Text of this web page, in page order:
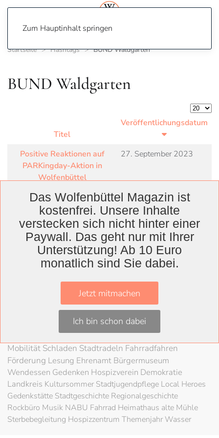
Zum Hauptinhalt springen
Startseite Hashtags BUND Waldgarten
BUND Waldgarten
Titel
Veröffentlichungsdatum
Positive Reaktionen auf
PARKingday-Aktion in
Wolfenbüttel
27. September 2023
WolfenbüttelLandkreis
WolfenbüttelLessingtheater Ausstellung
Herzog August BibliothekNachhaltigkeit
KunstvereinMuseum
Braunschweigische LandschaftHABSchloss
80 Jahre KriegsendeLiteratur
SchöppenstedtUmweltschutzLAG Rock
Mobilität Schladen Stadtradeln Fahrradfahren
Förderung Lesung Ehrenamt Bürgermuseum
Wendessen Gedenken Hospizverein Demokratie
Landkreis KultursommerStadtjugendpflege Local Heroes
Gedenkstätte Stadtgeschichte Regionalgeschichte
Rockbüro Musik NABU Fahrrad Heimathaus alte Mühle
Sterbebegleitung Hospizzentrum Themenjahr Wasser
Das Wolfenbüttel Magazin ist
kostenfrei. Unsere Inhalte
verstecken sich nicht hinter einer
Paywall. Das geht nur mit Ihrer
Unterstützung! Ab 10 Euro
monatlich sind Sie dabei.
Jetzt mitmachen
Ich bin schon dabei